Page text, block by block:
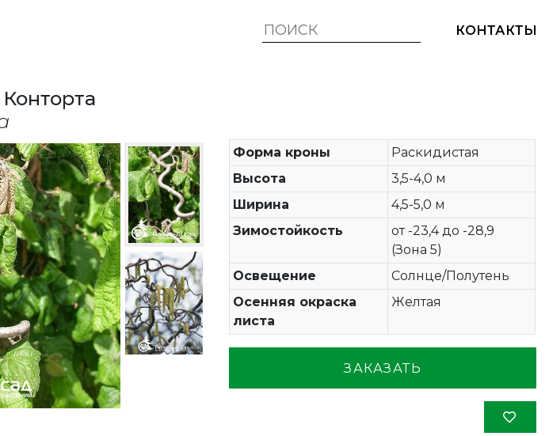
КОНТАКТЫ
Форма кроны
Раскидистая
Высота
3,5-4,0 м
Ширина
4,5-5,0 м
Зимостойкость
от -23,4 до -28,9
(Зона 5)
Освещение
Солнце/Полутень
Осенняя окраска
листа
Желтая
ЗАКАЗАТЬ